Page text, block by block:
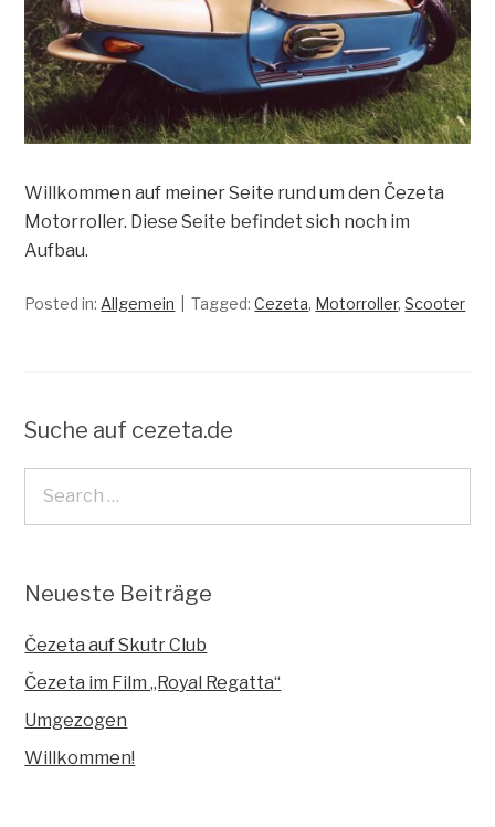
Willkommen auf meiner Seite rund um den Čezeta
Motorroller. Diese Seite befindet sich noch im
Aufbau.
Posted in: Allgemein Tagged:Cezeta, Motorroller,Scooter
Suche auf cezeta.de
Neueste Beiträge
Čezeta auf Skutr Club
Čezeta im Film „Royal Regatta“
Umgezogen
Willkommen!